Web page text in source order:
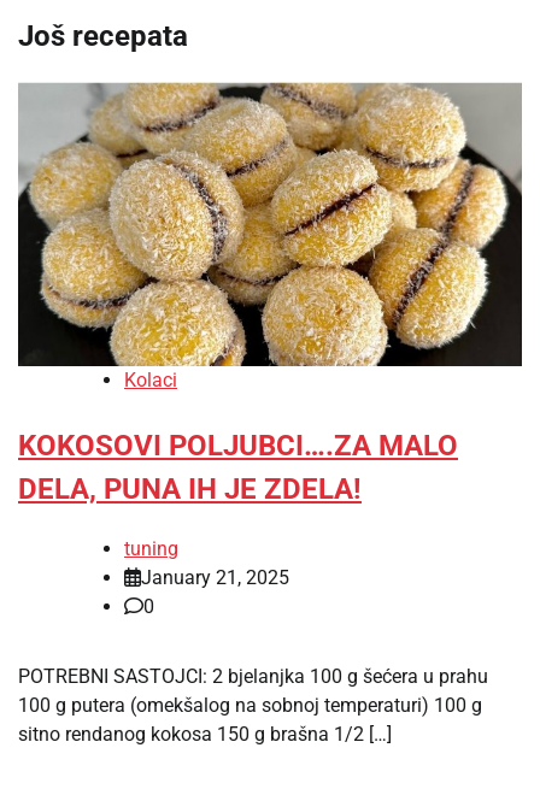
Još recepata
Kolaci
KOKOSOVI POLJUBCI….ZA MALO
DELA, PUNA IH JE ZDELA!
tuning
January 21, 2025
0
POTREBNI SASTOJCI: 2 bjelanjka 100 g šećera u prahu
100 g putera (omekšalog na sobnoj temperaturi) 100 g
sitno rendanog kokosa 150 g brašna 1/2 […]